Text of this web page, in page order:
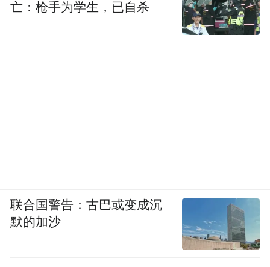
亡：枪手为学生，已自杀
联合国警告：古巴或变成沉
默的加沙